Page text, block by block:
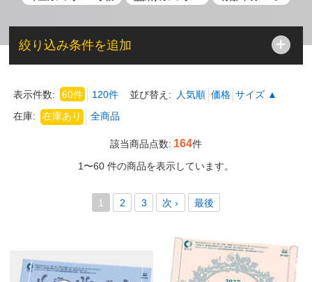
絞り込み条件を追加
表示件数: 60件 120件 並び替え: 人気順 価格 サイズ ▲
在庫:
該当商品点数: 164件
1〜60 件の商品を表示しています。
1 2 3 次 › 最後